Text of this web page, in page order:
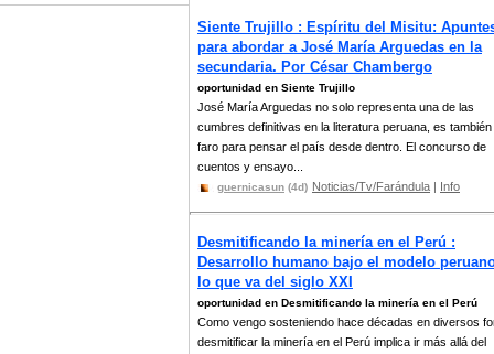
Siente Trujillo : Espíritu del Misitu:
para abordar a José María Arguedas en la
secundaria. Por César Chambergo
oportunidad en Siente Trujillo
José María Arguedas no solo representa una de las
cumbres definitivas en la literatura peruana, es también
faro para pensar el país desde dentro. El concurso de
cuentos y ensayo...
guernicasun (4d) Noticias/Tv/Farándula | Info
Desmitificando la minería en el Perú :
Desarrollo humano bajo el modelo
lo que va del siglo XXI
oportunidad en Desmitificando la minería en el Perú
Como vengo sosteniendo hace décadas en diversos
desmitificar la minería en el Perú implica ir más allá del